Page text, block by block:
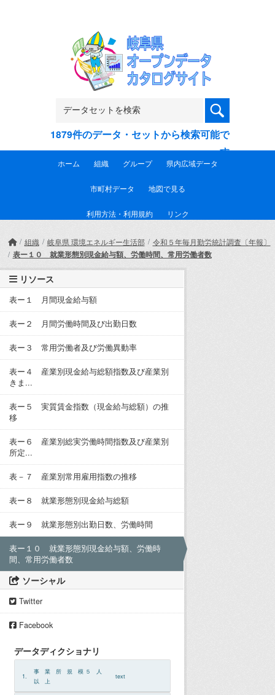
1879件のデータ・セットから検索可能で
す
ホーム 組織 グループ 県内広域データ
市町村データ 地図で見る
利用方法・利用規約 リンク
組織 岐阜県 環境エネルギー生活部 令和５年毎月勤労統計調査〔年報〕
表ー１０ 就業形態別現金給与額、労働時間、常用労働者数
リソース
表ー１ 月間現金給与額
表ー２ 月間労働時間及び出勤日数
表ー３ 常用労働者及び労働異動率
表ー４ 産業別現金給与総額指数及び産業別
きま...
表ー５ 実質賃金指数（現金給与総額）の推
移
表ー６ 産業別総実労働時間指数及び産業別
所定...
表－７ 産業別常用雇用指数の推移
表ー８ 就業形態別現金給与総額
表ー９ 就業形態別出勤日数、労働時間
表ー１０ 就業形態別現金給与額、労働時
間、常用労働者数
ソーシャル
Twitter
Facebook
データディクショナリ
1.
事 業 所 規 模 ５ 人
以 上
text